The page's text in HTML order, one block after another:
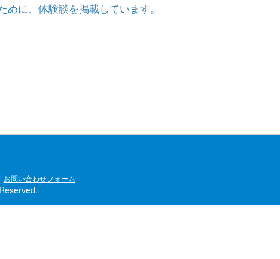
に、体験談を掲載しています。
お問い合わせフォーム